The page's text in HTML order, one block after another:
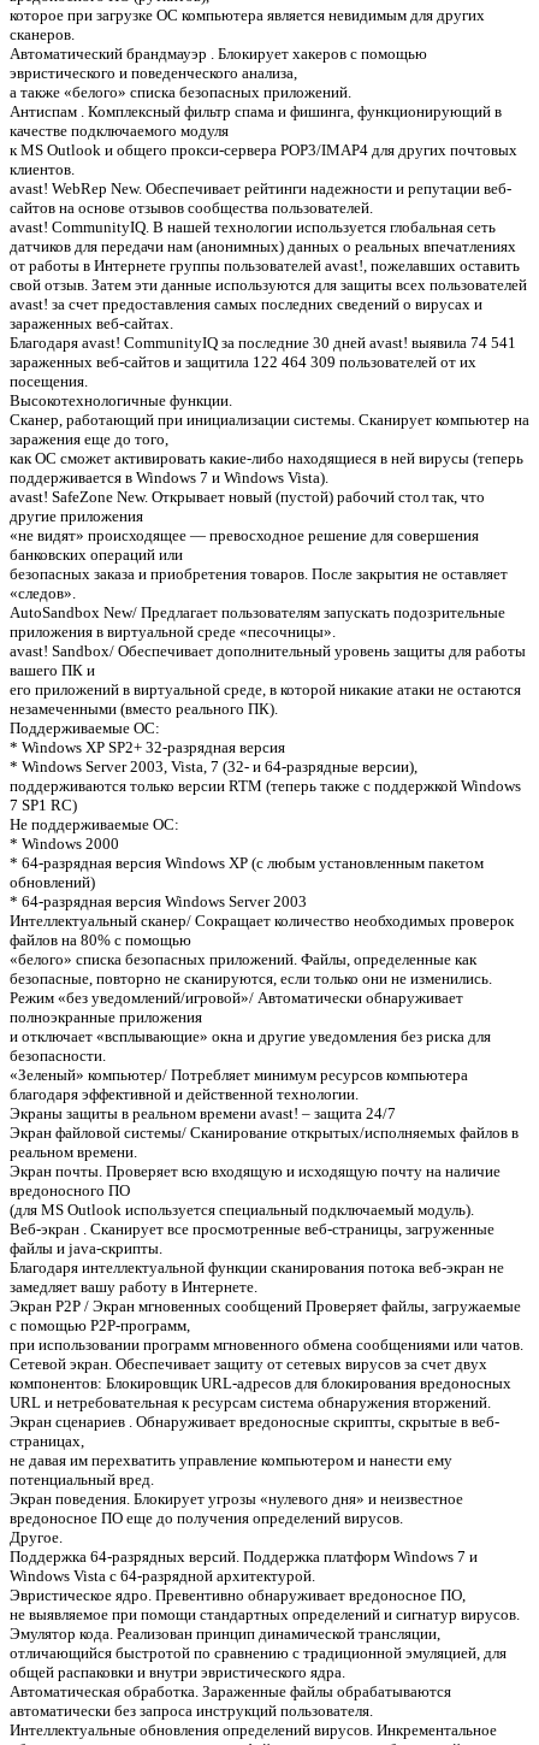
которое при загрузке ОС компьютера является невидимым для других
сканеров.
Автоматический брандмауэр . Блокирует хакеров с помощью
эвристического и поведенческого анализа,
а также «белого» списка безопасных приложений.
Антиспам . Комплексный фильтр спама и фишинга, функционирующий в
качестве подключаемого модуля
к MS Outlook и общего прокси-сервера POP3/IMAP4 для других почтовых
клиентов.
avast! WebRep New. Обеспечивает рейтинги надежности и репутации веб-
сайтов на основе отзывов сообщества пользователей.
avast! CommunityIQ. В нашей технологии используется глобальная сеть
датчиков для передачи нам (анонимных) данных о реальных впечатлениях
от работы в Интернете группы пользователей avast!, пожелавших оставить
свой отзыв. Затем эти данные используются для защиты всех пользователей
avast! за счет предоставления самых последних сведений о вирусах и
зараженных веб-сайтах.
Благодаря avast! CommunityIQ за последние 30 дней avast! выявила 74 541
зараженных веб-сайтов и защитила 122 464 309 пользователей от их
посещения.
Высокотехнологичные функции.
Сканер, работающий при инициализации системы. Сканирует компьютер на
заражения еще до того,
как ОС сможет активировать какие-либо находящиеся в ней вирусы (теперь
поддерживается в Windows 7 и Windows Vista).
avast! SafeZone New. Открывает новый (пустой) рабочий стол так, что
другие приложения
«не видят» происходящее — превосходное решение для совершения
банковских операций или
безопасных заказа и приобретения товаров. После закрытия не оставляет
«следов».
AutoSandbox New/ Предлагает пользователям запускать подозрительные
приложения в виртуальной среде «песочницы».
avast! Sandbox/ Обеспечивает дополнительный уровень защиты для работы
вашего ПК и
его приложений в виртуальной среде, в которой никакие атаки не остаются
незамеченными (вместо реального ПК).
Поддерживаемые ОС:
* Windows XP SP2+ 32-разрядная версия
* Windows Server 2003, Vista, 7 (32- и 64-разрядные версии),
поддерживаются только версии RTM (теперь также с поддержкой Windows
7 SP1 RC)
Не поддерживаемые ОС:
* Windows 2000
* 64-разрядная версия Windows XP (с любым установленным пакетом
обновлений)
* 64-разрядная версия Windows Server 2003
Интеллектуальный сканер/ Сокращает количество необходимых проверок
файлов на 80% с помощью
«белого» списка безопасных приложений. Файлы, определенные как
безопасные, повторно не сканируются, если только они не изменились.
Режим «без уведомлений/игровой»/ Автоматически обнаруживает
полноэкранные приложения
и отключает «всплывающие» окна и другие уведомления без риска для
безопасности.
«Зеленый» компьютер/ Потребляет минимум ресурсов компьютера
благодаря эффективной и действенной технологии.
Экраны защиты в реальном времени avast! – защита 24/7
Экран файловой системы/ Сканирование открытых/исполняемых файлов в
реальном времени.
Экран почты. Проверяет всю входящую и исходящую почту на наличие
вредоносного ПО
(для MS Outlook используется специальный подключаемый модуль).
Веб-экран . Сканирует все просмотренные веб-страницы, загруженные
файлы и java-скрипты.
Благодаря интеллектуальной функции сканирования потока веб-экран не
замедляет вашу работу в Интернете.
Экран P2P / Экран мгновенных сообщений Проверяет файлы, загружаемые
с помощью P2P-программ,
при использовании программ мгновенного обмена сообщениями или чатов.
Сетевой экран. Обеспечивает защиту от сетевых вирусов за счет двух
компонентов: Блокировщик URL-адресов для блокирования вредоносных
URL и нетребовательная к ресурсам система обнаружения вторжений.
Экран сценариев . Обнаруживает вредоносные скрипты, скрытые в веб-
страницах,
не давая им перехватить управление компьютером и нанести ему
потенциальный вред.
Экран поведения. Блокирует угрозы «нулевого дня» и неизвестное
вредоносное ПО еще до получения определений вирусов.
Другое.
Поддержка 64-разрядных версий. Поддержка платформ Windows 7 и
Windows Vista с 64-разрядной архитектурой.
Эвристическое ядро. Превентивно обнаруживает вредоносное ПО,
не выявляемое при помощи стандартных определений и сигнатур вирусов.
Эмулятор кода. Реализован принцип динамической трансляции,
отличающийся быстротой по сравнению с традиционной эмуляцией, для
общей распаковки и внутри эвристического ядра.
Автоматическая обработка. Зараженные файлы обрабатываются
автоматически без запроса инструкций пользователя.
Интеллектуальные обновления определений вирусов. Инкрементальное